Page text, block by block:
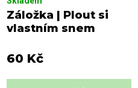
Záložka | Plout si
vlastním snem
60 Kč